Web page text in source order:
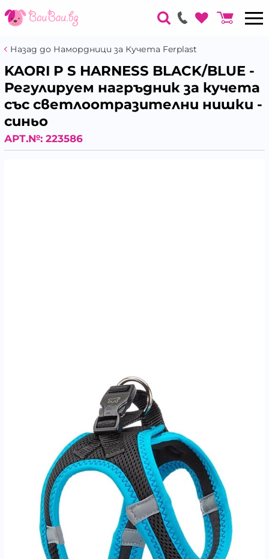
Назад до Намордници за Кучета Ferplast
KAORI P S HARNESS BLACK/BLUE -
Регулируем нагръдник за кучета
със светлоотразителни нишки -
синьо
АРТ.№: 223586